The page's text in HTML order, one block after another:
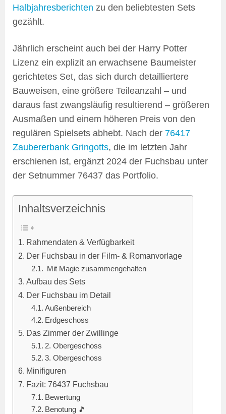
Halbjahresberichten zu den beliebtesten Sets
gezählt.
Jährlich erscheint auch bei der Harry Potter
Lizenz ein explizit an erwachsene Baumeister
gerichtetes Set, das sich durch detailliertere
Bauweisen, eine größere Teileanzahl – und
daraus fast zwangsläufig resultierend – größeren
Ausmaßen und einem höheren Preis von den
regulären Spielsets abhebt. Nach der 76417
Zaubererbank Gringotts, die im letzten Jahr
erschienen ist, ergänzt 2024 der Fuchsbau unter
der Setnummer 76437 das Portfolio.
Inhaltsverzeichnis
Rahmendaten & Verfügbarkeit
Der Fuchsbau in der Film- & Romanvorlage
Mit Magie zusammengehalten
Aufbau des Sets
Der Fuchsbau im Detail
Außenbereich
Erdgeschoss
Das Zimmer der Zwillinge
2. Obergeschoss
3. Obergeschoss
Minifiguren
Fazit: 76437 Fuchsbau
Bewertung
Benotung 🎵